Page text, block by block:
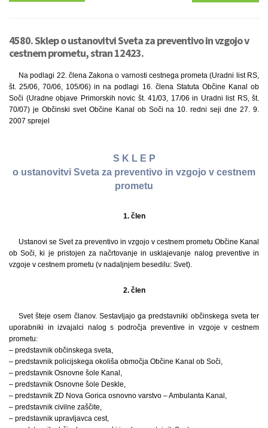
4580. Sklep o ustanovitvi Sveta za preventivo in vzgojo v
cestnem prometu, stran 12423.
Na podlagi 22. člena Zakona o varnosti cestnega prometa (Uradni list RS,
št. 25/06, 70/06, 105/06) in na podlagi 16. člena Statuta Občine Kanal ob
Soči (Uradne objave Primorskih novic št. 41/03, 17/06 in Uradni list RS, št.
70/07) je Občinski svet Občine Kanal ob Soči na 10. redni seji dne 27. 9.
2007 sprejel
S K L E P
o ustanovitvi Sveta za preventivo in vzgojo v cestnem
prometu
1. člen
Ustanovi se Svet za preventivo in vzgojo v cestnem prometu Občine Kanal
ob Soči, ki je pristojen za načrtovanje in usklajevanje nalog preventive in
vzgoje v cestnem prometu (v nadaljnjem besedilu: Svet).
2. člen
Svet šteje osem članov. Sestavljajo ga predstavniki občinskega sveta ter
uporabniki in izvajalci nalog s področja preventive in vzgoje v cestnem
prometu:
– predstavnik občinskega sveta,
– predstavnik policijskega okoliša območja Občine Kanal ob Soči,
– predstavnik Osnovne šole Kanal,
– predstavnik Osnovne šole Deskle,
– predstavnik ZD Nova Gorica osnovno varstvo – Ambulanta Kanal,
– predstavnik civilne zaščite,
– predstavnik upravljavca cest,